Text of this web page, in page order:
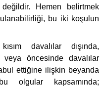
Hemen belirtmek
bu iki koşulun
davalılar dışında,
veya öncesinde davalılar
ettiğine ilişkin beyanda
olgular kapsamında;